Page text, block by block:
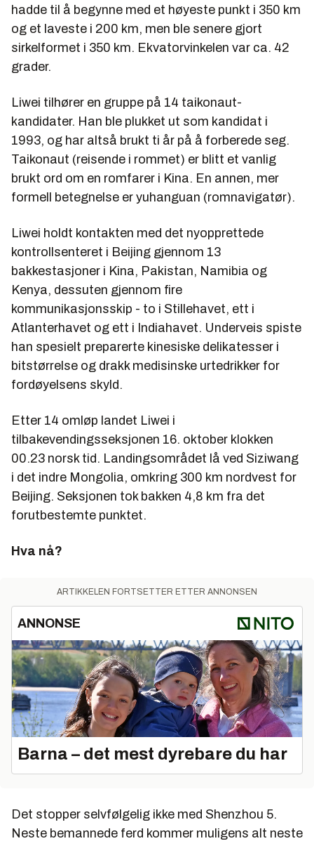
hadde til å begynne med et høyeste punkt i 350 km
og et laveste i 200 km, men ble senere gjort
sirkelformet i 350 km. Ekvatorvinkelen var ca. 42
grader.
Liwei tilhører en gruppe på 14 taikonaut-
kandidater. Han ble plukket ut som kandidat i
1993, og har altså brukt ti år på å forberede seg.
Taikonaut (reisende i rommet) er blitt et vanlig
brukt ord om en romfarer i Kina. En annen, mer
formell betegnelse er yuhanguan (romnavigatør).
Liwei holdt kontakten med det nyopprettede
kontrollsenteret i Beijing gjennom 13
bakkestasjoner i Kina, Pakistan, Namibia og
Kenya, dessuten gjennom fire
kommunikasjonsskip - to i Stillehavet, ett i
Atlanterhavet og ett i Indiahavet. Underveis spiste
han spesielt preparerte kinesiske delikatesser i
bitstørrelse og drakk medisinske urtedrikker for
fordøyelsens skyld.
Etter 14 omløp landet Liwei i
tilbakevendingsseksjonen 16. oktober klokken
00.23 norsk tid. Landingsområdet lå ved Siziwang
i det indre Mongolia, omkring 300 km nordvest for
Beijing. Seksjonen tok bakken 4,8 km fra det
forutbestemte punktet.
Hva nå?
ARTIKKELEN FORTSETTER ETTER ANNONSEN
ANNONSE
Barna – det mest dyrebare du har
Det stopper selvfølgelig ikke med Shenzhou 5.
Neste bemannede ferd kommer muligens alt neste